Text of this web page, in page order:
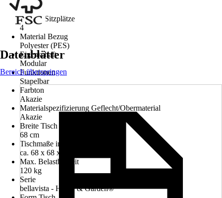
Holz
Anzahl Sitzplätze
4
Material Bezug
Polyester (PES)
Eigenschaft
Modular
Funktionen
Stapelbar
Farbton
Akazie
Materialspezifizierung Geflecht/Obermaterial
Akazie
Breite Tisch
68 cm
Tischmaße in cm (LxBxH)
ca. 68 x 68 x 29 cm
Max. Belastbarkeit
120 kg
Serie
bellavista - Home & Garden®
Datenblätter
Bereich überspringen